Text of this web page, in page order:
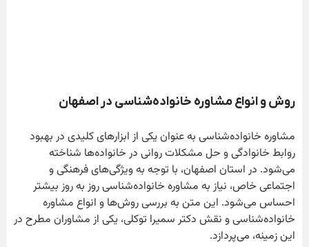
روش و انواع مشاوره خانواده‌شناسی در اصفهان
مشاوره خانواده‌شناسی به عنوان یکی از ابزارهای کلیدی در بهبود
روابط خانوادگی و حل مشکلات روانی در خانواده‌ها شناخته
می‌شود. در استان اصفهان، با توجه به ویژگی‌های فرهنگی و
اجتماعی خاص، نیاز به مشاوره خانواده‌شناسی روز به روز بیشتر
احساس می‌شود. این متن به بررسی روش‌ها و انواع مشاوره
خانواده‌شناسی و نقش دکتر سمیرا توکلی، یکی از مشاوران مطرح در
این زمینه، می‌پردازد.